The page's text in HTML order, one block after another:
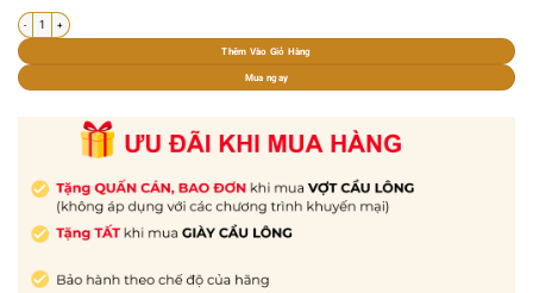
40.000 ₫.
Quấn cán Yonex tròn AC102EX 1in1 số lượng
Thêm Vào Giỏ Hàng
Mua ngay